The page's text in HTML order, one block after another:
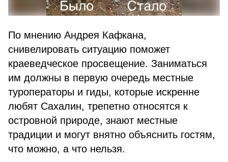
По мнению Андрея Кафкана,
снивелировать ситуацию поможет
краеведческое просвещение. Заниматься
им должны в первую очередь местные
туроператоры и гиды, которые искренне
любят Сахалин, трепетно относятся к
островной природе, знают местные
традиции и могут внятно объяснить гостям,
что можно, а что нельзя.